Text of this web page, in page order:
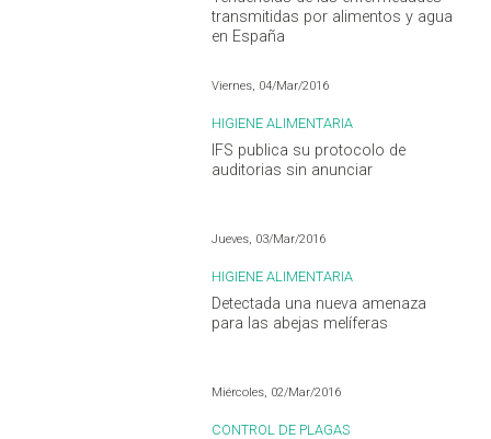
transmitidas por alimentos y agua
en España
Viernes, 04/Mar/2016
HIGIENE ALIMENTARIA
IFS publica su protocolo de
auditorias sin anunciar
Jueves, 03/Mar/2016
HIGIENE ALIMENTARIA
Detectada una nueva amenaza
para las abejas melíferas
Miércoles, 02/Mar/2016
CONTROL DE PLAGAS